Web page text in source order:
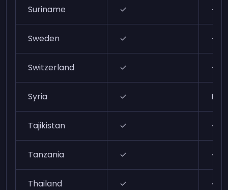
Suriname ✓ ✓
Sweden ✓ ✓
Switzerland ✓ ✓
Syria ✓ N/A
Tajikistan ✓ ✓
Tanzania ✓ ✓
Thailand ✓ ✓